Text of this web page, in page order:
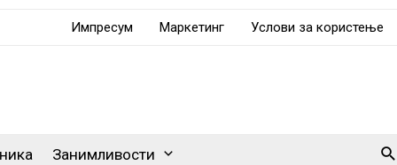
Импресум Маркетинг Услови за користење
Занимливости